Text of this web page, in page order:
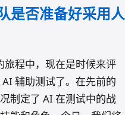
团队是否准
辅助测试
3/30
是否准备好采用人
程中，现在是时候来评
辅助测试了。在先前的
制定了 AI 在测试中的战